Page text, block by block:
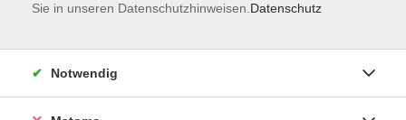
Sie in unseren Datenschutzhinweisen. Datenschutz
Notwendig